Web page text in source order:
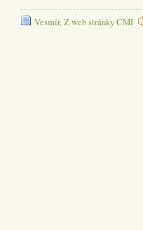
Vesmír,Z web stránky CMI